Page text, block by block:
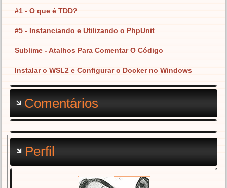
#1 - O que é TDD?
#5 - Instanciando e Utilizando o PhpUnit
Sublime - Atalhos Para Comentar O Código
Instalar o WSL2 e Configurar o Docker no Windows
Comentários
Perfil